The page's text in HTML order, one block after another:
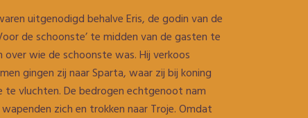
uitgenodigd behalve Eris, de godin van de
de schoonste’ te midden van de gasten te
wie de schoonste was. Hij verkoos
gingen zij naar Sparta, waar zij bij koning
te vluchten. De bedrogen echtgenoot nam
zich en trokken naar Troje. Omdat